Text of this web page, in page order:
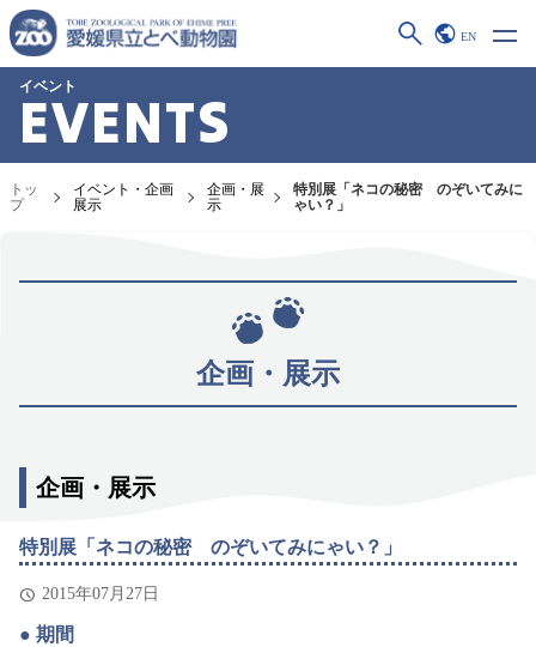
EN
イベント
EVENTS
トッ
プ
イベント・企画
展示
企画・展
示
特別展「ネコの秘密 のぞいてみに
ゃい？」
企画・展示
企画・展示
特別展「ネコの秘密 のぞいてみにゃい？」
2015年07月27日
期間